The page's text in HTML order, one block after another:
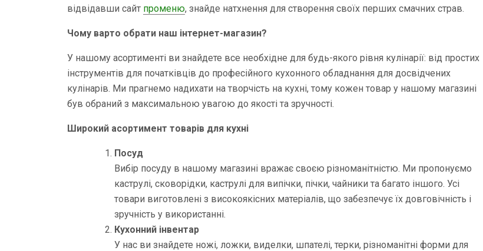
відвідавши сайт променю, знайде натхнення для створення своїх перших смачних страв.
Чому варто обрати наш інтернет-магазин?
У нашому асортименті ви знайдете все необхідне для будь-якого рівня кулінарії: від простих
інструментів для початківців до професійного кухонного обладнання для досвідчених
кулінарів. Ми прагнемо надихати на творчість на кухні, тому кожен товар у нашому магазині
був обраний з максимальною увагою до якості та зручності.
Широкий асортимент товарів для кухні
Посуд
Вибір посуду в нашому магазині вражає своєю різноманітністю. Ми пропонуємо
каструлі, сковорідки, каструлі для випічки, пічки, чайники та багато іншого. Усі
товари виготовлені з високоякісних матеріалів, що забезпечує їх довговічність і
зручність у використанні.
Кухонний інвентар
У нас ви знайдете ножі, ложки, виделки, шпателі, терки, різноманітні форми для